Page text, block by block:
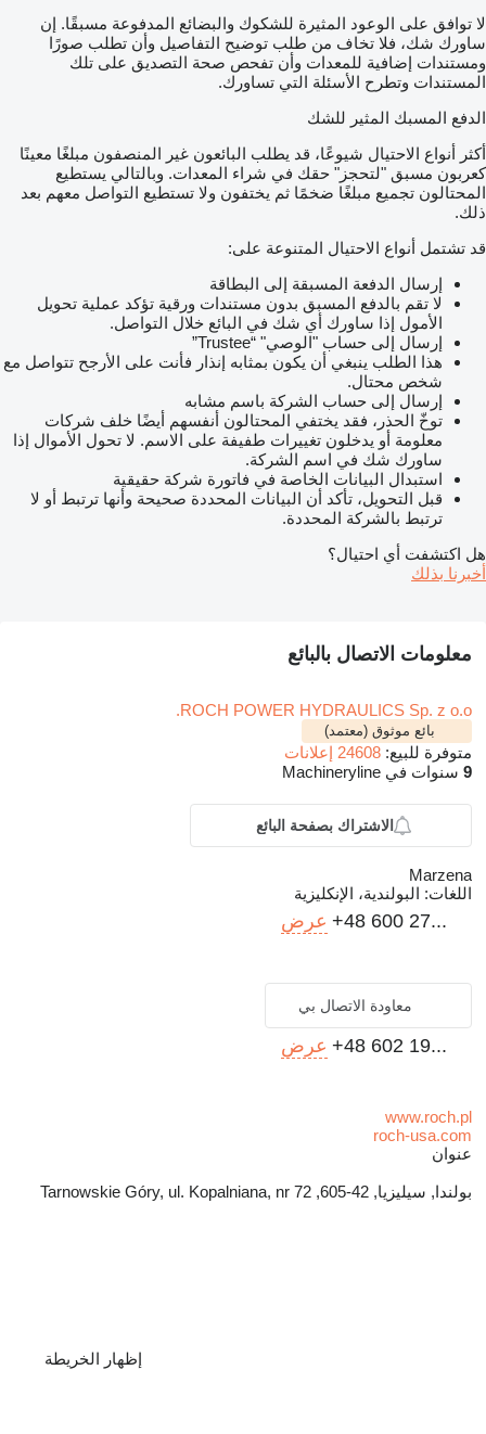
لا توافق على الوعود المثيرة للشكوك والبضائع المدفوعة مسبقًا. إن
ساورك شك، فلا تخاف من طلب توضيح التفاصيل وأن تطلب صورًا
ومستندات إضافية للمعدات وأن تفحص صحة التصديق على تلك
المستندات وتطرح الأسئلة التي تساورك.
الدفع المسبك المثير للشك
أكثر أنواع الاحتيال شيوعًا، قد يطلب البائعون غير المنصفون مبلغًا معينًا
كعربون مسبق "لتحجز" حقك في شراء المعدات. وبالتالي يستطيع
المحتالون تجميع مبلغًا ضخمًا ثم يختفون ولا تستطيع التواصل معهم بعد
ذلك.
قد تشتمل أنواع الاحتيال المتنوعة على:
إرسال الدفعة المسبقة إلى البطاقة
لا تقم بالدفع المسبق بدون مستندات ورقية تؤكد عملية تحويل
الأمول إذا ساورك أي شك في البائع خلال التواصل.
إرسال إلى حساب "الوصي" “Trustee”
هذا الطلب ينبغي أن يكون بمثابه إنذار فأنت على الأرجح تتواصل مع
شخص محتال.
إرسال إلى حساب الشركة باسم مشابه
توخّ الحذر، فقد يختفي المحتالون أنفسهم أيضًا خلف شركات
معلومة أو يدخلون تغييرات طفيفة على الاسم. لا تحول الأموال إذا
ساورك شك في اسم الشركة.
استبدال البيانات الخاصة في فاتورة شركة حقيقية
قبل التحويل، تأكد أن البيانات المحددة صحيحة وأنها ترتبط أو لا
ترتبط بالشركة المحددة.
هل اكتشفت أي احتيال؟
أخبرنا بذلك
معلومات الاتصال بالبائع
ROCH POWER HYDRAULICS Sp. z o.o.
بائع موثوق (معتمد)
متوفرة للبيع: 24608 إعلانات
9 سنوات في Machineryline
الاشتراك بصفحة البائع
Marzena
اللغات: البولندية، الإنكليزية
+48 600 27... عرض
معاودة الاتصال بي
+48 602 19... عرض
www.roch.pl
roch-usa.com
عنوان
بولندا, سيليزيا, 42-605, Tarnowskie Góry, ul. Kopalniana, nr 72
إظهار الخريطة